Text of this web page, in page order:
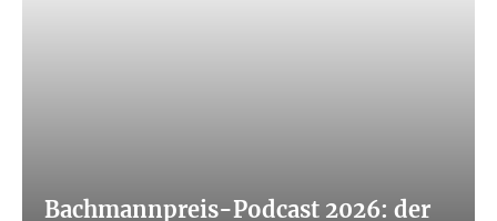
Bachmannpreis-Podcast 2026: der